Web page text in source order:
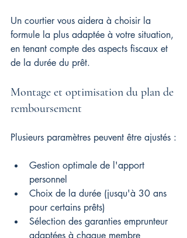
Un courtier vous aidera à choisir la
formule la plus adaptée à votre situation,
en tenant compte des aspects fiscaux et
de la durée du prêt.
Montage et optimisation du plan de
remboursement
Plusieurs paramètres peuvent être ajustés :
Gestion optimale de l'apport
personnel
Choix de la durée (jusqu'à 30 ans
pour certains prêts)
Sélection des garanties emprunteur